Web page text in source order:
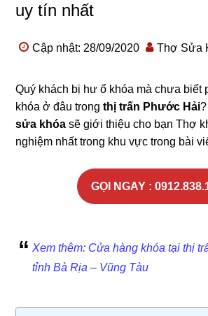
uy tín nhất
Cập nhật: 28/09/2020 Thợ Sửa
Quý khách bị hư ổ khóa mà chưa biết
khóa ở đâu trongthị trấn Phước Hải
sửa khóa sẽ giới thiệu cho bạn Thợ
nghiệm nhất trong khu vực trong bài
GỌI NGAY :
Xem thêm: Cửa hàng khóa tại thị
tỉnh Bà Rịa – Vũng Tàu